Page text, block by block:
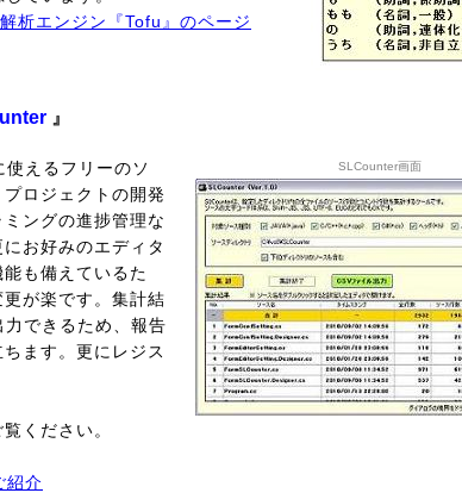
析エンジン『Tofu』のページ
』
えるフリーのソ
ロジェクトの開発
ングの進捗管理な
お好みのエディタ
も備えているた
が楽です。集計結
できるため、報告
ます。更にレジス
ください。
紹介
SLCounter画面